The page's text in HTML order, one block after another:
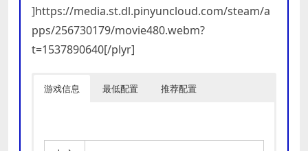
]https://media.st.dl.pinyuncloud.com/steam/a
pps/256730179/movie480.webm?
t=1537890640[/plyr]
游戏信息 最低配置 推荐配置